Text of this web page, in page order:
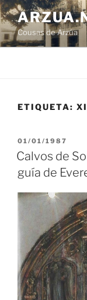
Ir
o
contidoCousas de Arzúa
ETIQUETA:
PUBLICADO
EN
01/01/1987
Calvos de
guía de